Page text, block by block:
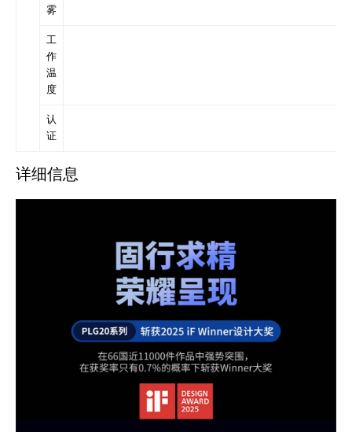
雾
工
作
温
度
认
证
详细信息